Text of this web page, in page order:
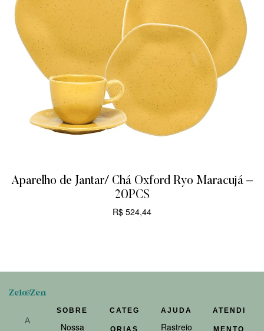
Aparelho de Jantar/ Chá Oxford Ryo Maracujá –
20PCS
R$ 524,44
A
SOBRE
Nossa
CATEG
ORIAS
AJUDA
Rastreio
ATENDI
MENTO